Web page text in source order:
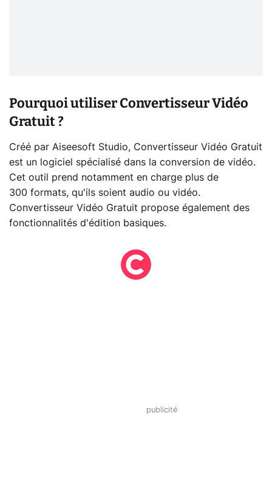
Pourquoi utiliser Convertisseur Vidéo
Gratuit ?
Créé par Aiseesoft Studio, Convertisseur Vidéo Gratuit
est un logiciel spécialisé dans la conversion de vidéo.
Cet outil prend notamment en charge plus de
300 formats, qu'ils soient audio ou vidéo.
Convertisseur Vidéo Gratuit propose également des
fonctionnalités d'édition basiques.